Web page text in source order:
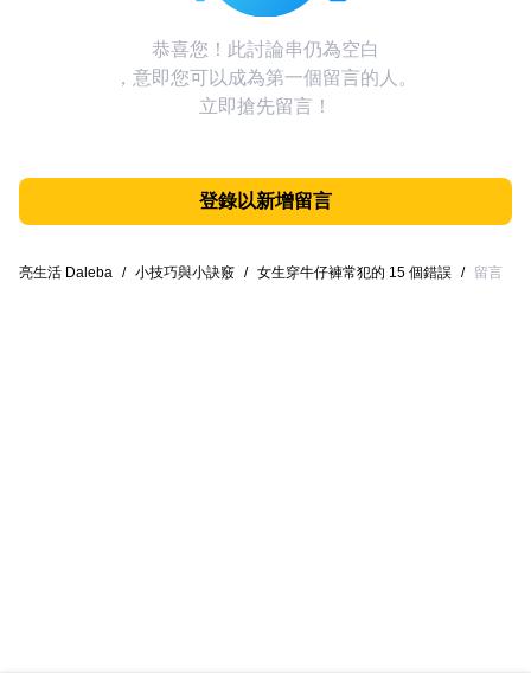
恭喜您！此討論串仍為空白
，意即您可以成為第一個留言的人。
立即搶先留言！
登錄以新增留言
亮生活 Daleba / 小技巧與小訣竅 / 女生穿牛仔褲常犯的 15 個錯誤 / 留言